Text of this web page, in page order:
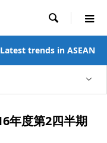

Latest trends in ASEAN
年度第2四半期